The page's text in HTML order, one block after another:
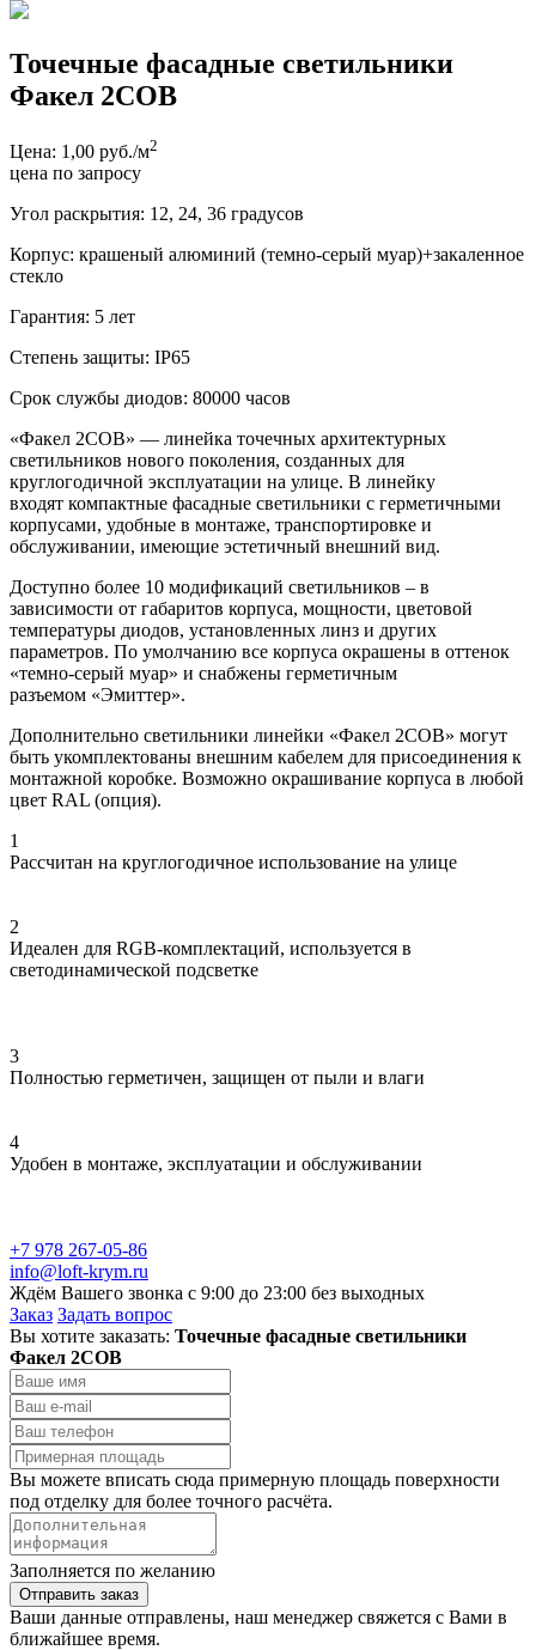
Точечные фасадные светильники
Факел 2COB
Цена: 1,00 руб./м2
цена по запросу
Угол раскрытия: 12, 24, 36 градусов
Корпус: крашеный алюминий (темно-серый муар)+закаленное
стекло
Гарантия: 5 лет
Степень защиты: IP65
Срок службы диодов: 80000 часов
«Факел 2COB» — линейка точечных архитектурных
светильников нового поколения, созданных для
круглогодичной эксплуатации на улице. В линейку
входят компактные фасадные светильники с герметичными
корпусами, удобные в монтаже, транспортировке и
обслуживании, имеющие эстетичный внешний вид.
Доступно более 10 модификаций светильников – в
зависимости от габаритов корпуса, мощности, цветовой
температуры диодов, установленных линз и других
параметров. По умолчанию все корпуса окрашены в оттенок
«темно-серый муар» и снабжены герметичным
разъемом «Эмиттер».
Дополнительно светильники линейки «Факел 2COB» могут
быть укомплектованы внешним кабелем для присоединения к
монтажной коробке. Возможно окрашивание корпуса в любой
цвет RAL (опция).
1
Рассчитан на круглогодичное использование на улице
2
Идеален для RGB-комплектаций, используется в
светодинамической подсветке
3
Полностью герметичен, защищен от пыли и влаги
4
Удобен в монтаже, эксплуатации и обслуживании
+7 978 267-05-86
info@loft-krym.ru
Ждём Вашего звонка с 9:00 до 23:00 без выходных
Заказ Задать вопрос
Вы хотите заказать: Точечные фасадные светильники
Факел 2COB
Вы можете вписать сюда примерную площадь поверхности
под отделку для более точного расчёта.
Заполняется по желанию
Отправить заказ
Ваши данные отправлены, наш менеджер свяжется с Вами в
ближайшее время.